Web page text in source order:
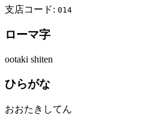
支店コード: 014
ローマ字
ootaki shiten
ひらがな
おおたきしてん